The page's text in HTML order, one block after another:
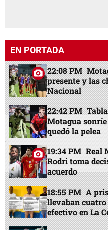
EN PORTADA
22:08 PM
presente y las
Nacional
22:42 PM
Motagua
quedó la pelea
19:34 PM Real
Rodri toma
acuerdo
18:55 PM A
llevaban
efectivo en La